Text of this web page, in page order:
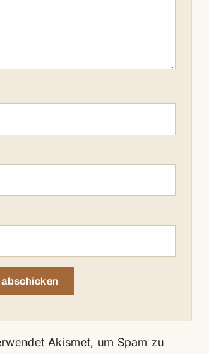
Akismet, um Spam zu